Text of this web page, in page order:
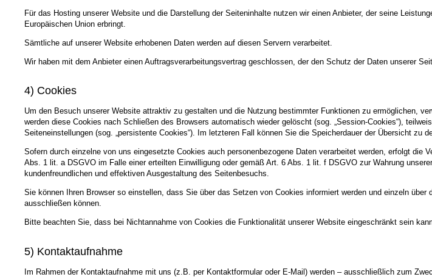
Für das Hosting unserer Website und die Darstellung der Seiteninhalte nutzen wir einen Anbieter, der seine
Europäischen Union erbringt.
Sämtliche auf unserer Website erhobenen Daten werden auf diesen Servern verarbeitet.
Wir haben mit dem Anbieter einen Auftragsverarbeitungsvertrag geschlossen, der den Schutz der Daten unserer
4) Cookies
Um den Besuch unserer Website attraktiv zu gestalten und die Nutzung bestimmter Funktionen zu ermöglichen,
werden diese Cookies nach Schließen des Browsers automatisch wieder gelöscht (sog. „Session-Cookies“),
Seiteneinstellungen (sog. „persistente Cookies“). Im letzteren Fall können Sie die Speicherdauer der Übersicht zu
Sofern durch einzelne von uns eingesetzte Cookies auch personenbezogene Daten verarbeitet werden, erfolgt
Abs. 1 lit. a DSGVO im Falle einer erteilten Einwilligung oder gemäß Art. 6 Abs. 1 lit. f DSGVO zur Wahrung
kundenfreundlichen und effektiven Ausgestaltung des Seitenbesuchs.
Sie können Ihren Browser so einstellen, dass Sie über das Setzen von Cookies informiert werden und einzeln
ausschließen können.
Bitte beachten Sie, dass bei Nichtannahme von Cookies die Funktionalität unserer Website eingeschränkt sein
5) Kontaktaufnahme
Im Rahmen der Kontaktaufnahme mit uns (z.B. per Kontaktformular oder E-Mail) werden – ausschließlich zum